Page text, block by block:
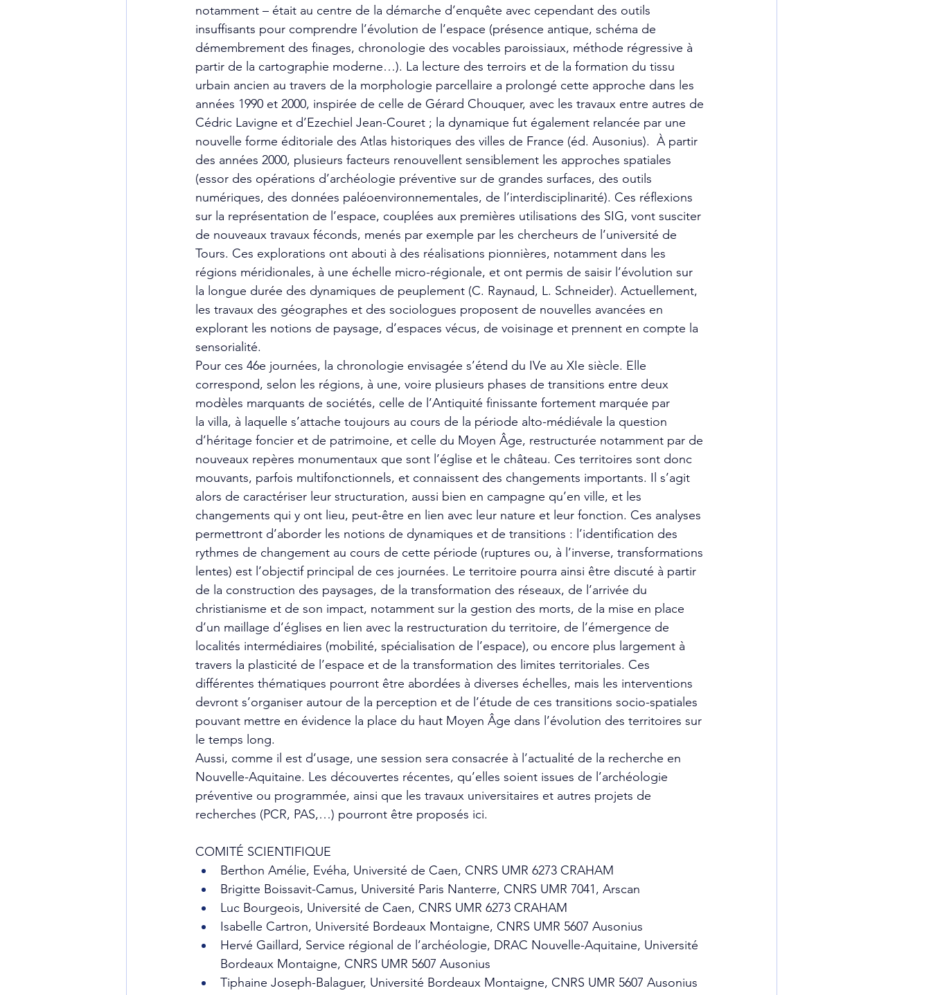
notamment – était au centre de la démarche d’enquête avec cependant des outils
insuffisants pour comprendre l’évolution de l’espace (présence antique, schéma de
démembrement des finages, chronologie des vocables paroissiaux, méthode régressive à
partir de la cartographie moderne…). La lecture des terroirs et de la formation du tissu
urbain ancien au travers de la morphologie parcellaire a prolongé cette approche dans les
années 1990 et 2000, inspirée de celle de Gérard Chouquer, avec les travaux entre autres de
Cédric Lavigne et d’Ezechiel Jean-Couret ; la dynamique fut également relancée par une
nouvelle forme éditoriale des Atlas historiques des villes de France (éd. Ausonius).  À partir
des années 2000, plusieurs facteurs renouvellent sensiblement les approches spatiales
(essor des opérations d’archéologie préventive sur de grandes surfaces, des outils
numériques, des données paléoenvironnementales, de l’interdisciplinarité). Ces réflexions
sur la représentation de l’espace, couplées aux premières utilisations des SIG, vont susciter
de nouveaux travaux féconds, menés par exemple par les chercheurs de l’université de
Tours. Ces explorations ont abouti à des réalisations pionnières, notamment dans les
régions méridionales, à une échelle micro-régionale, et ont permis de saisir l’évolution sur
la longue durée des dynamiques de peuplement (C. Raynaud, L. Schneider). Actuellement,
les travaux des géographes et des sociologues proposent de nouvelles avancées en
explorant les notions de paysage, d’espaces vécus, de voisinage et prennent en compte la
sensorialité.
Pour ces 46e journées, la chronologie envisagée s’étend du IVe au XIe siècle. Elle
correspond, selon les régions, à une, voire plusieurs phases de transitions entre deux
modèles marquants de sociétés, celle de l’Antiquité finissante fortement marquée par
la villa, à laquelle s’attache toujours au cours de la période alto-médiévale la question
d’héritage foncier et de patrimoine, et celle du Moyen Âge, restructurée notamment par de
nouveaux repères monumentaux que sont l’église et le château. Ces territoires sont donc
mouvants, parfois multifonctionnels, et connaissent des changements importants. Il s’agit
alors de caractériser leur structuration, aussi bien en campagne qu’en ville, et les
changements qui y ont lieu, peut-être en lien avec leur nature et leur fonction. Ces analyses
permettront d’aborder les notions de dynamiques et de transitions : l’identification des
rythmes de changement au cours de cette période (ruptures ou, à l’inverse, transformations
lentes) est l’objectif principal de ces journées. Le territoire pourra ainsi être discuté à partir
de la construction des paysages, de la transformation des réseaux, de l’arrivée du
christianisme et de son impact, notamment sur la gestion des morts, de la mise en place
d’un maillage d’églises en lien avec la restructuration du territoire, de l’émergence de
localités intermédiaires (mobilité, spécialisation de l’espace), ou encore plus largement à
travers la plasticité de l’espace et de la transformation des limites territoriales. Ces
différentes thématiques pourront être abordées à diverses échelles, mais les interventions
devront s’organiser autour de la perception et de l’étude de ces transitions socio-spatiales
pouvant mettre en évidence la place du haut Moyen Âge dans l’évolution des territoires sur
le temps long.
Aussi, comme il est d’usage, une session sera consacrée à l’actualité de la recherche en
Nouvelle-Aquitaine. Les découvertes récentes, qu’elles soient issues de l’archéologie
préventive ou programmée, ainsi que les travaux universitaires et autres projets de
recherches (PCR, PAS,…) pourront être proposés ici.
COMITÉ SCIENTIFIQUE
Berthon Amélie, Evéha, Université de Caen, CNRS UMR 6273 CRAHAM
Brigitte Boissavit-Camus, Université Paris Nanterre, CNRS UMR 7041, Arscan
Luc Bourgeois, Université de Caen, CNRS UMR 6273 CRAHAM
Isabelle Cartron, Université Bordeaux Montaigne, CNRS UMR 5607 Ausonius
Hervé Gaillard, Service régional de l’archéologie, DRAC Nouvelle-Aquitaine, Université
Bordeaux Montaigne, CNRS UMR 5607 Ausonius
Tiphaine Joseph-Balaguer, Université Bordeaux Montaigne, CNRS UMR 5607 Ausonius